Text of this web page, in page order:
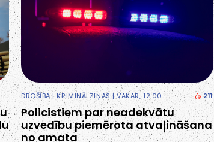
DROŠĪBA|KRIMINĀLZIŅAS | VAKAR, 12:00 211
Policistiem par neadekvātu
uzvedību piemērota atvaļināšana
no amata